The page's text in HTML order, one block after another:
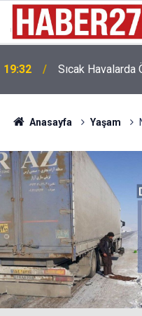
19:32 Sıcak
Anasayfa Yaşam